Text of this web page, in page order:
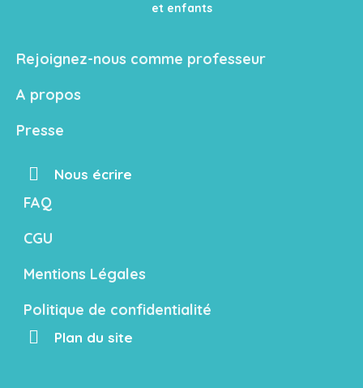
et enfants
Rejoignez-nous comme professeur
A propos
Presse
Nous écrire
FAQ
CGU
Mentions Légales
Politique de confidentialité
Plan du site